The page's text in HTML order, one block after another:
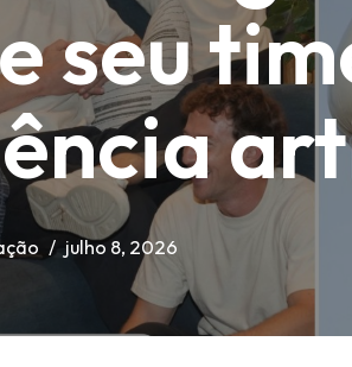
seu
julho 8, 2026